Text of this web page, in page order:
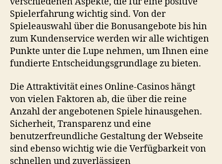
Spielerfahrung wichtig sind. Von der
Spieleauswahl über die Bonusangebote bis hin
zum Kundenservice werden wir alle wichtigen
Punkte unter die Lupe nehmen, um Ihnen eine
fundierte Entscheidungsgrundlage zu bieten.
Die Attraktivität eines Online-Casinos hängt
von vielen Faktoren ab, die über die reine
Anzahl der angebotenen Spiele hinausgehen.
Sicherheit, Transparenz und eine
benutzerfreundliche Gestaltung der Webseite
sind ebenso wichtig wie die Verfügbarkeit von
schnellen und zuverlässigen